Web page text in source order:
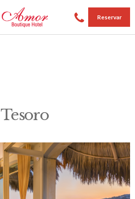
Reservar
Tesoro